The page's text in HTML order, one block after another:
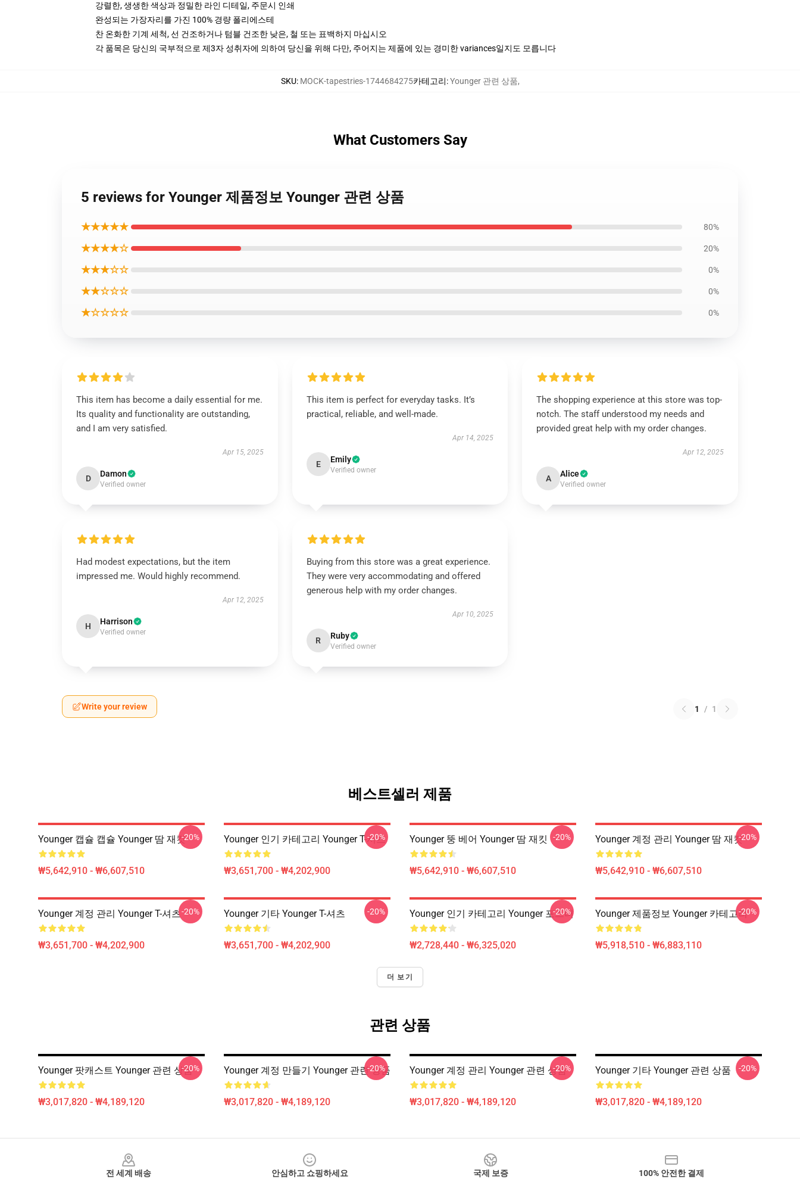
강렬한, 생생한 색상과 정밀한 라인 디테일, 주문시 인쇄
완성되는 가장자리를 가진 100% 경량 폴리에스테
찬 온화한 기계 세척, 선 건조하거나 텀블 건조한 낮은, 철 또는 표백하지 마십시오
각 품목은 당신의 국부적으로 제3자 성취자에 의하여 당신을 위해 다만, 주어지는 제품에 있는 경미한 variances일지도 모릅니다
SKU: MOCK-tapestries-1744684275카테고리:Younger 관련 상품,
What Customers Say
5 reviews for Younger 제품정보 Younger 관련 상품
★★★★★ 80%
★★★★☆ 20%
★★★☆☆ 0%
★★☆☆☆ 0%
★☆☆☆☆ 0%
This item has become a daily essential for me.
Its quality and functionality are outstanding,
and I am very satisfied.
Apr 15, 2025
D Damon
Verified owner
This item is perfect for everyday tasks. It’s
practical, reliable, and well-made.
Apr 14, 2025
E Emily
Verified owner
The shopping experience at this store was top-
notch. The staff understood my needs and
provided great help with my order changes.
Apr 12, 2025
A Alice
Verified owner
Had modest expectations, but the item
impressed me. Would highly recommend.
Apr 12, 2025
H Harrison
Verified owner
Buying from this store was a great experience.
They were very accommodating and offered
generous help with my order changes.
Apr 10, 2025
R Ruby
Verified owner
Write your review 1 / 1
베스트셀러 제품
Younger 캡슐 캡슐 Younger 땀 재킷
₩5,642,910 - ₩6,607,510
-20% Younger 인기 카테고리 Younger T-셔츠
₩3,651,700 - ₩4,202,900
-20% Younger 뚱 베어 Younger 땀 재킷
₩5,642,910 - ₩6,607,510
-20% Younger 계정 관리 Younger 땀 재킷
₩5,642,910 - ₩6,607,510
-20%
Younger 계정 관리 Younger T-셔츠
₩3,651,700 - ₩4,202,900
-20% Younger 기타 Younger T-셔츠
₩3,651,700 - ₩4,202,900
-20% Younger 인기 카테고리 Younger 포스터
₩2,728,440 - ₩6,325,020
-20% Younger 제품정보 Younger 카테고리
₩5,918,510 - ₩6,883,110
-20%
더 보기
관련 상품
Younger 팟캐스트 Younger 관련 상품
₩3,017,820 - ₩4,189,120
-20% Younger 계정 만들기 Younger 관련 상품
₩3,017,820 - ₩4,189,120
-20% Younger 계정 관리 Younger 관련 상품
₩3,017,820 - ₩4,189,120
-20% Younger 기타 Younger 관련 상품
₩3,017,820 - ₩4,189,120
-20%
전 세계 배송 안심하고 쇼핑하세요 국제 보증 100% 안전한 결제